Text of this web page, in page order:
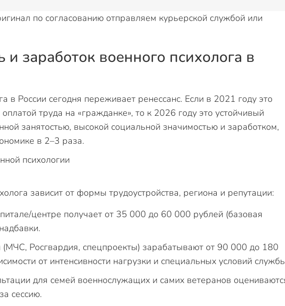
по согласованию отправляем курьерской службой или
и заработок военного психолога в
в России сегодня переживает ренессанс. Если в 2021 году это
труда на «гражданке», то к 2026 году это устойчивый
занятостью, высокой социальной значимостью и заработком,
в 2–3 раза.
зависит от формы трудоустройства, региона и репутации:
центре получает от 35 000 до 60 000 рублей (базовая
(МЧС, Росгвардия, спецпроекты) зарабатывают от 90 000 до 180
от интенсивности нагрузки и специальных условий
для семей военнослужащих и самих ветеранов
сессию.